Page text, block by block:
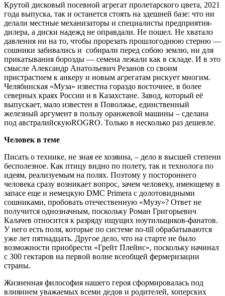
Крутой дисковый посевной агрегат пролетарского цвета, 2021
года выпуска, так и останется стоять на здешней базе: что ни
делали местные механизаторы и специалисты предприятия-
дилера, а диски надежд не оправдали. Не пошел. Не хватало
давления ни на то, чтобы прорезать прошлогоднюю стерню —
сошники забивались и собирали перед собою землю, ни для
прикатывания борозды — семена лежали как в складе. И в это
смысле Александр Анатольевич Резанов со своим
пристрастием к анкеру и новым агрегатам рискует многим.
Челябинская «Муза» известна гораздо восточнее, в более
северных краях России и в Казахстане. Завод, который её
выпускает, мало известен в Поволжье, единственный
железный аргумент в пользу оранжевой машины – сделана
под австралийскуюROGRO. Только в несколько раз дешевле.
Человек в теме
Писать о технике, не зная ее хозяина, – дело в высшей степени
бесполезное. Как птицу видно по полету, так и технолога по
идеям, реализуемым на полях. Поэтому у постороннего
человека сразу возникает вопрос, зачем человеку, имеющему в
запасе еще и немецкую DMC Primera с долотовидными
сошниками, пробовать отечественную «Музу»? Ответ не
получится однозначным, поскольку Роман Григорьевич
Калачев относится к разряду ищущих ноутильщиков-фанатов.
У него есть поля, которые по системе no-till обрабатываются
уже лет пятнадцать. Другое дело, что на старте не было
возможности приобрести «Грейт Плейнс», поскольку начинал
с 300 гектаров на первой волне всеобщей фермеризации
страны.
Жизненная философия нашего героя сформировалась под
влиянием уважаемых всеми дедов и родителей, хоперских